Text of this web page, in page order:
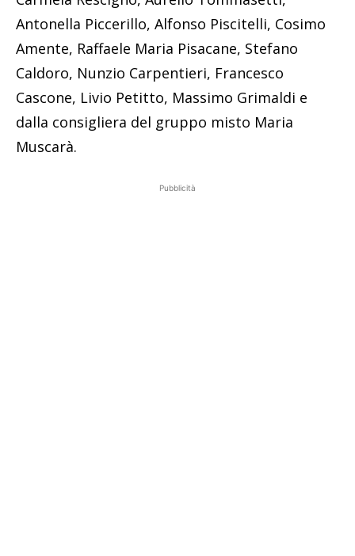
Antonella Piccerillo, Alfonso Piscitelli, Cosimo
Amente, Raffaele Maria Pisacane, Stefano
Caldoro, Nunzio Carpentieri, Francesco
Cascone, Livio Petitto, Massimo Grimaldi e
dalla consigliera del gruppo misto Maria
Muscarà.
Pubblicità